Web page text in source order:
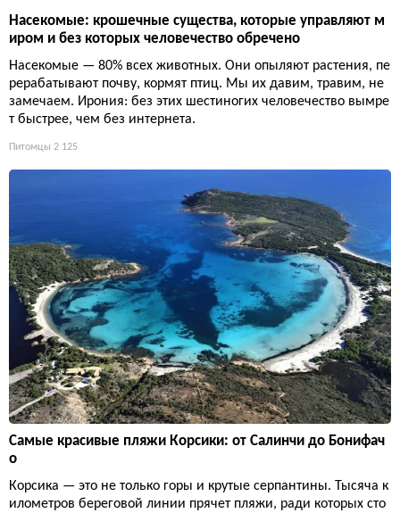
Насекомые: крошечные существа, которые управляют м
иром и без которых человечество обречено
Насекомые — 80% всех животных. Они опыляют растения, пе
рерабатывают почву, кормят птиц. Мы их давим, травим, не
замечаем. Ирония: без этих шестиногих человечество вымре
т быстрее, чем без интернета.
Питомцы 2 125
Самые красивые пляжи Корсики: от Салинчи до Бонифач
о
Корсика — это не только горы и крутые серпантины. Тысяча к
илометров береговой линии прячет пляжи, ради которых сто